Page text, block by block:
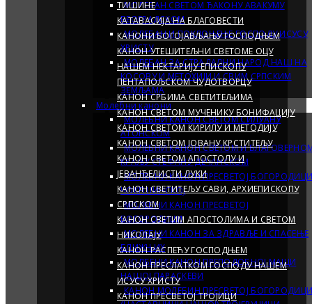
МОЛЕБАН СВETOM ЂАКОНУ АВАКУМУ
БЕОГРАДСКОМ
МОЛЕБАН И ПОКЛОЊЕЊЕ ГОСПОДУ ИСУСУ
ХРИСТУ
МОЛЕБАН ЗА СТРАДАЛНИ НАРОД НАШ НА
КОСОВУ И МЕТОХИЈИ И СВИМ СРПСКИМ
ЗЕМЉАМА
Молебни канони
МОЛЕБНИ КАНОН СВЕТОМ СИЛУАНУ
АТОНСКОМ
МОЛЕБНИ КАНОН СВЕТОМ И
КРАЉУ СТЕФАНУ ДЕЧАНСКОМ
МОЛЕБНИ КАНОН ПРЕСВЕТОЈ
ЧОКЕШИНСКОЈ
МОЛЕБНИ КАНОН ПРЕСВЕТОЈ
БОГОРОДИЦИ
МОЛЕБНИ КАНОН ЗА ЗДРАВЉЕ И СПАСЕЊЕ
БЛИЖЊИХ
МОЛБЕНИ КАНОН ПРЕПОДОБНОЈ МАЈЦИ
НАШОЈ ПАРАСКЕВИ
КАНОН МОЛЕБИН ПРЕСВЕТОЈ
ТИШИНЕ
КАТАВАСИЈА НА БЛАГОВЕСТИ
КАНОНИ БОГОЈАВЉАЊУ ГОСПОДЊЕМ
КАНОН УТЕШИТЕЉНИ СВЕТОМЕ ОЦУ
НАШЕМ НЕКТАРИЈУ ЕПИСКОПУ
ПЕНТАПОЉСКОМ ЧУДОТВОРЦУ
КАНОН СРБИМА СВЕТИТЕЉИМА
КАНОН СВЕТОМ МУЧЕНИКУ БОНИФАЦИЈУ
КАНОН СВЕТОМ КИРИЛУ И МЕТОДИЈУ
КАНОН СВЕТОМ ЈОВАНУ КРСТИТЕЉУ
КАНОН СВЕТОМ АПОСТОЛУ И
ЈЕВАНЂЕЛИСТИ ЛУКИ
КАНОН СВЕТИТЕЉУ САВИ, АРХИЕПИСКОПУ
СРПСКОМ
КАНОН СВЕТИМ АПОСТОЛИМА И СВЕТОМ
НИКОЛАЈУ
КАНОН РАСПЕЋУ ГОСПОДЊЕМ
КАНОН ПРЕСЛАТКОМ ГОСПОДУ НАШЕМ
ИСУСУ ХРИСТУ
КАНОН ПРЕСВЕТОЈ ТРОЈИЦИ